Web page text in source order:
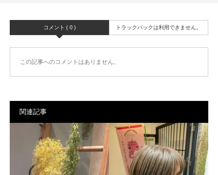
コメント ( 0 ) トラックバックは利用できません。
この記事へのコメントはありません。
関連記事